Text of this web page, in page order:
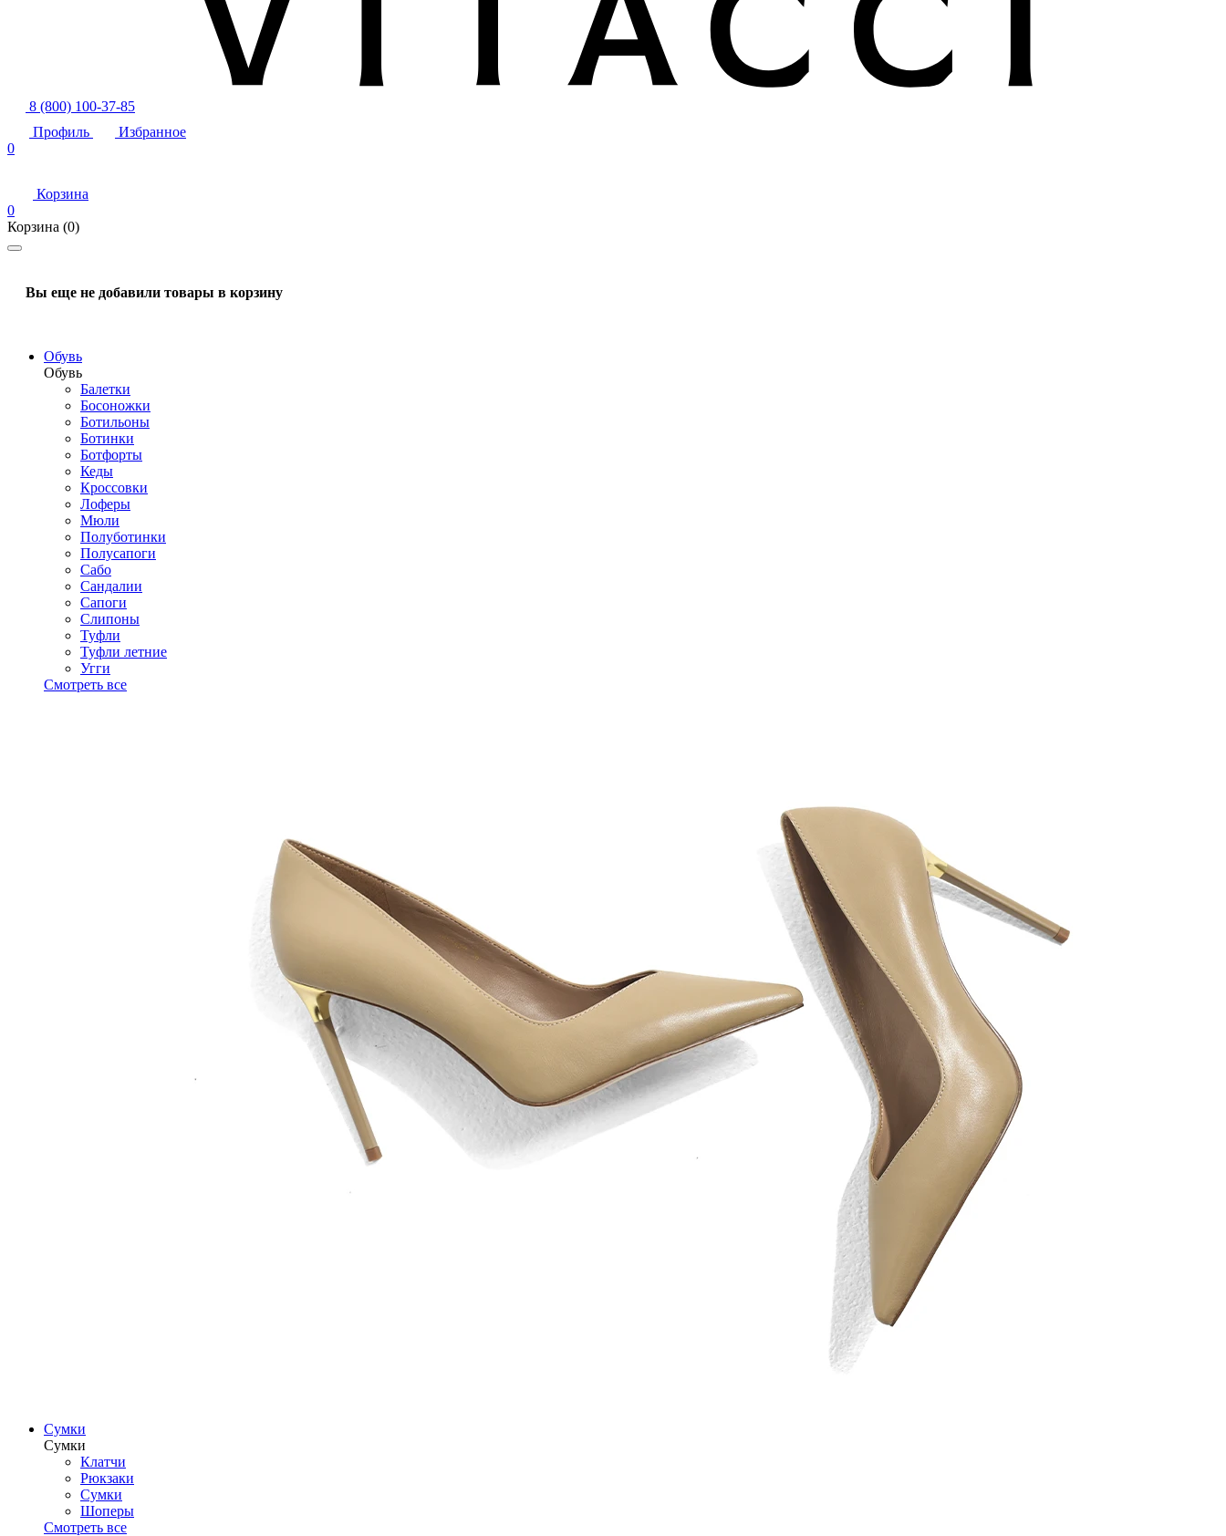
8 (800) 100-37-85
Профиль
Избранное
0
Корзина
0
Корзина (0)
Вы еще не добавили товары в корзину
Обувь
Обувь
Балетки
Босоножки
Ботильоны
Ботинки
Ботфорты
Кеды
Кроссовки
Лоферы
Мюли
Полуботинки
Полусапоги
Сабо
Сандалии
Сапоги
Слипоны
Туфли
Туфли летние
Угги
Смотреть все
Сумки
Сумки
Клатчи
Рюкзаки
Сумки
Шоперы
Смотреть все